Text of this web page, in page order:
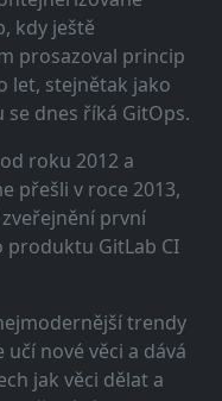
kdy ještě
prosazoval princip
let, stejnětak jako
dnes říká GitOps.
roku 2012 a
přešli v roce 2013,
první
GitLab CI
trendy
nové věci a dává
jak věci dělat a